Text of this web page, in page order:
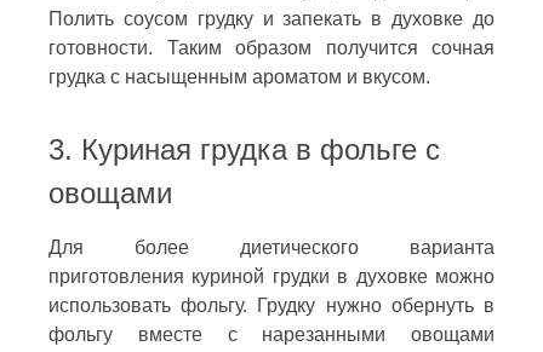
Полить соусом грудку и запекать в духовке до
готовности. Таким образом получится сочная
грудка с насыщенным ароматом и вкусом.
3. Куриная грудка в фольге с
овощами
Для более диетического варианта
приготовления куриной грудки в духовке можно
использовать фольгу. Грудку нужно обернуть в
фольгу вместе с нарезанными овощами